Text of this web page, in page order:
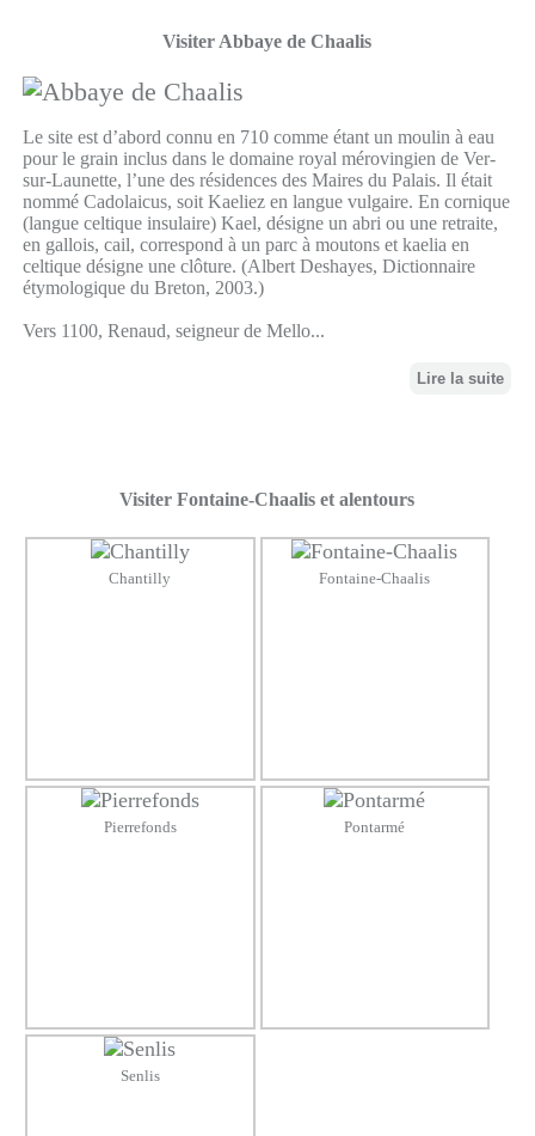
Visiter Abbaye de Chaalis
Le site est d’abord connu en 710 comme étant un moulin à eau
pour le grain inclus dans le domaine royal mérovingien de Ver-
sur-Launette, l’une des résidences des Maires du Palais. Il était
nommé Cadolaicus, soit Kaeliez en langue vulgaire. En cornique
(langue celtique insulaire) Kael, désigne un abri ou une retraite,
en gallois, cail, correspond à un parc à moutons et kaelia en
celtique désigne une clôture. (Albert Deshayes, Dictionnaire
étymologique du Breton, 2003.)
Vers 1100, Renaud, seigneur de Mello...
Lire la suite
Visiter Fontaine-Chaalis et alentours
Chantilly Fontaine-Chaalis
Pierrefonds Pontarmé
Senlis